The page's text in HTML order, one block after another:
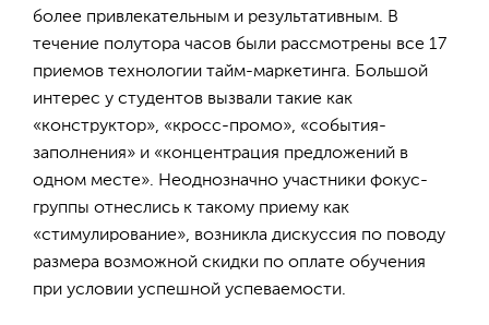
более привлекательным и результативным. В
течение полутора часов были рассмотрены все 17
приемов технологии тайм-маркетинга. Большой
интерес у студентов вызвали такие как
«конструктор», «кросс-промо», «события-
заполнения» и «концентрация предложений в
одном месте». Неоднозначно участники фокус-
группы отнеслись к такому приему как
«стимулирование», возникла дискуссия по поводу
размера возможной скидки по оплате обучения
при условии успешной успеваемости.